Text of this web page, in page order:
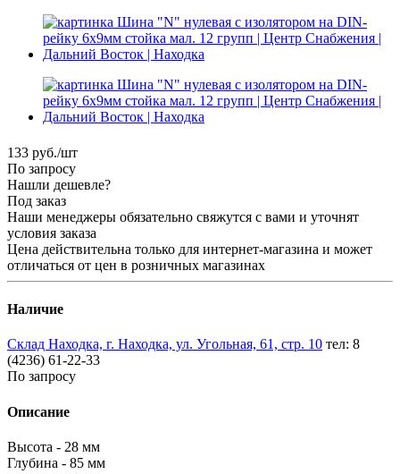
133 руб./шт
По запросу
Нашли дешевле?
Под заказ
Наши менеджеры обязательно свяжутся с вами и уточнят
условия заказа
Цена действительна только для интернет-магазина и может
отличаться от цен в розничных магазинах
Наличие
Склад Находка, г. Находка, ул. Угольная, 61, стр. 10 тел: 8
(4236) 61-22-33
По запросу
Описание
Высота - 28 мм
Глубина - 85 мм